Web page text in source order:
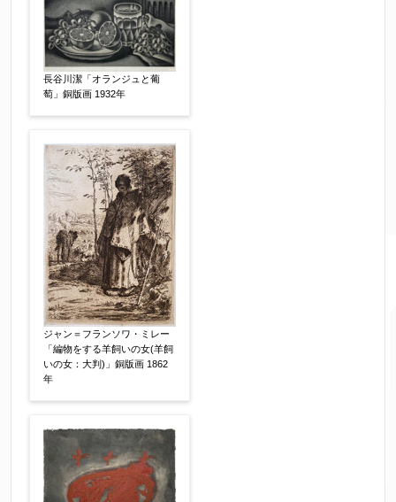
長谷川潔「オランジュと葡
萄」銅版画 1932年
ジャン＝フランソワ・ミレー
「編物をする羊飼いの女(羊飼
いの女：大判)」銅版画 1862
年